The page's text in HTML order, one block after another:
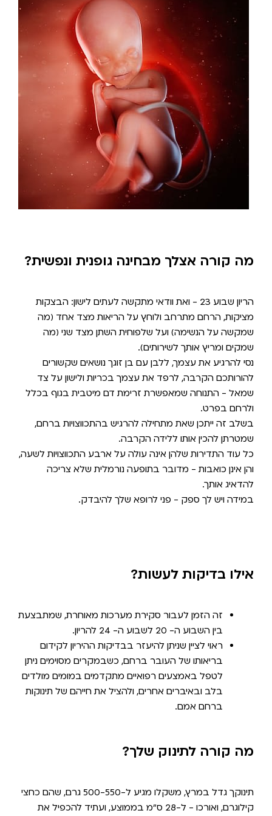
מה קורה אצלך מבחינה גופנית ונפשית?
הריון שבוע 23 - ואת וודאי מתקשה לעתים לישון: הבצקות
מציקות, הרחם מתרחב ולוחץ על הריאות מצד אחד (מה
שמקשה על הנשימה) ועל שלפוחית השתן מצד שני (מה
שמקים ומריץ אותך לשירותים).
נסי להרגיע את עצמך, ללבן עם בן זוגך נושאים שקשורים
להורותכם הקרבה, לרפד את עצמך בכריות ולישון על צד
שמאל - התנוחה שמאפשרת זרימת דם מיטבית בגוף בכלל
ולרחם בפרט.
בשלב זה ייתכן שאת מתחילה להרגיש בהתכווצויות ברחם,
שמטרתן להכין אותו ללידה הקרבה.
כל עוד התדירות שלהן אינה עולה על ארבע התכווצויות לשעה,
והן אינן כואבות - מדובר בתופעה נורמלית שלא צריכה
להדאיג אותך.
במידה ויש לך ספק - פני לרופא שלך להיבדק.
אילו בדיקות לעשות?
זה הזמן לעבור סקירת מערכות מאוחרת, שמתבצעת
בין השבוע ה- 20 לשבוע ה- 24 להריון.
ראוי לציין שניתן להיעזר בבדיקות ההיריון לקידום
בריאותו של העובר ברחם, כשבמקרים מסוימים ניתן
לטפל באמצעים רפואיים מתקדמים במומים מולדים
בלב ובאיברים אחרים, ולהציל את חייהם של תינוקות
ברחם אמם.
מה קורה לתינוק שלך?
תינוקך גדל במרץ, משקלו מגיע ל-500-550 גרם, שהם כחצי
קילוגרם, ואורכו - ל-28 ס"מ בממוצע, ועתיד להכפיל את